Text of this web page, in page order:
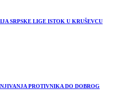
SRPSKE LIGE ISTOK U KRUŠEVCU
PROTIVNIKA DO DOBROG